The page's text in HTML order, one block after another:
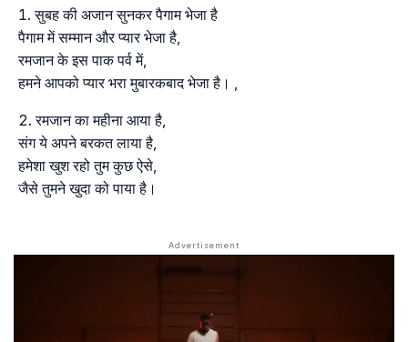
सुबह की अजान सुनकर पैगाम भेजा है
पैगाम में सम्मान और प्यार भेजा है,
रमजान के इस पाक पर्व में,
हमने आपको प्यार भरा मुबारकबाद भेजा है। ,
रमजान का महीना आया है,
संग ये अपने बरकत लाया है,
हमेशा खुश रहो तुम कुछ ऐसे,
जैसे तुमने खुदा को पाया है।